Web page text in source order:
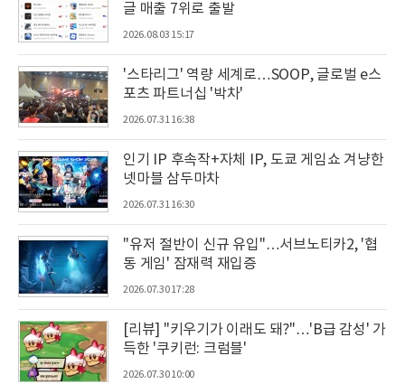
글 매출 7위로 출발
2026.08.03 15:17
'스타리그' 역량 세계로…SOOP, 글로벌 e스
포츠 파트너십 '박차'
2026.07.31 16:38
인기 IP 후속작+자체 IP, 도쿄 게임쇼 겨냥한
넷마블 삼두마차
2026.07.31 16:30
"유저 절반이 신규 유입"…서브노티카2, '협
동 게임' 잠재력 재입증
2026.07.30 17:28
[리뷰] "키우기가 이래도 돼?"…'B급 감성' 가
득한 '쿠키런: 크럼블'
2026.07.30 10:00